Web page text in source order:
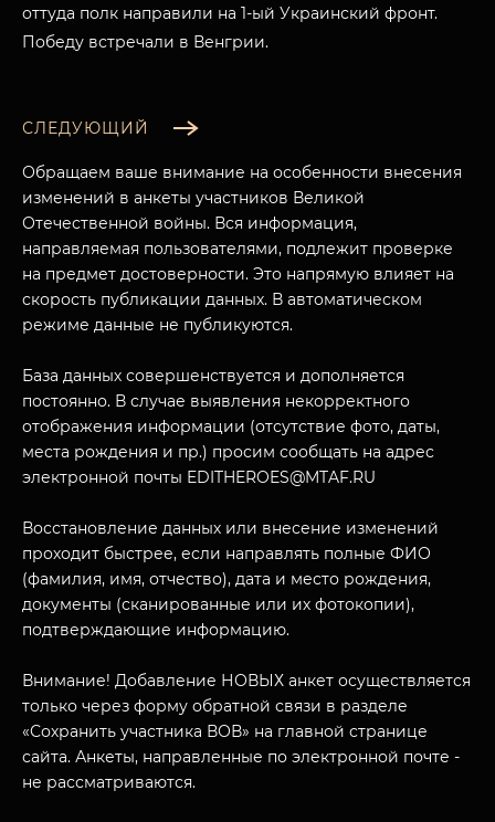
МУЗЕЙНЫЙ КОМПЛЕКС
ПОСЕТИТЕЛЯМ
О НАС
НАЗАД
оттуда полк направили на 1-ый Украинский фронт.
Победу встречали в Венгрии.
СЛЕДУЮЩИЙ
Обращаем ваше внимание на особенности внесения
изменений в анкеты участников Великой
Отечественной войны. Вся информация,
направляемая пользователями, подлежит проверке
на предмет достоверности. Это напрямую влияет на
скорость публикации данных. В автоматическом
режиме данные не публикуются.
База данных совершенствуется и дополняется
постоянно. В случае выявления некорректного
отображения информации (отсутствие фото, даты,
места рождения и пр.) просим сообщать на адрес
электронной почты EDITHEROES@MTAF.RU
Восстановление данных или внесение изменений
проходит быстрее, если направлять полные ФИО
(фамилия, имя, отчество), дата и место рождения,
документы (сканированные или их фотокопии),
подтверждающие информацию.
Внимание! Добавление НОВЫХ анкет осуществляется
только через форму обратной связи в разделе
«Сохранить участника ВОВ» на главной странице
сайта. Анкеты, направленные по электронной почте -
не рассматриваются.